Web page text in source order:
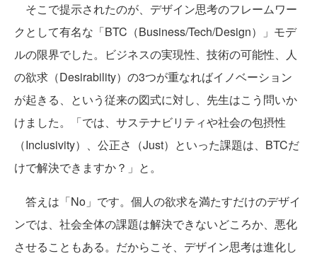
そこで提示されたのが、デザイン思考のフレームワー
クとして有名な「BTC（Business/Tech/Design）」モデ
ルの限界でした。ビジネスの実現性、技術の可能性、人
の欲求（Desirability）の3つが重なればイノベーション
が起きる、という従来の図式に対し、先生はこう問いか
けました。「では、サステナビリティや社会の包摂性
（Inclusivity）、公正さ（Just）といった課題は、BTCだ
けで解決できますか？」と。
答えは「No」です。個人の欲求を満たすだけのデザイ
ンでは、社会全体の課題は解決できないどころか、悪化
させることもある。だからこそ、デザイン思考は進化し